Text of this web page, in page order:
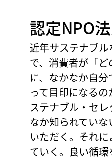
認定NPO
近年サステナブ
で、消費者が「
に、なかなか自
って目印になる
ステナブル・セ
なか知られてい
いただく。それ
ていく。良い循